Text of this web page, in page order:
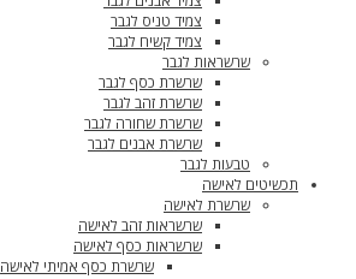
צמיד טניס לגבר
צמיד קשיח לגבר
שרשראות לגבר
שרשרת כסף לגבר
שרשרת זהב לגבר
שרשרת שחורה לגבר
שרשרת אבנים לגבר
טבעות לגבר
תכשיטים לאישה
שרשרת לאישה
שרשראות זהב לאישה
שרשראות כסף לאישה
שרשרת כסף אמיתי לאישה